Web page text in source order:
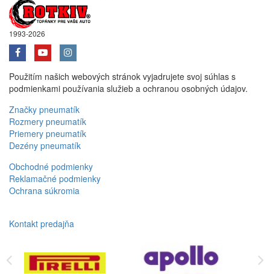
1993-2026
Použitím našich webových stránok vyjadrujete svoj súhlas s
podmienkami používania služieb a ochranou osobných údajov.
Značky pneumatík
Rozmery pneumatík
Priemery pneumatík
Dezény pneumatík
Obchodné podmienky
Reklamačné podmienky
Ochrana súkromia
Kontakt predajňa